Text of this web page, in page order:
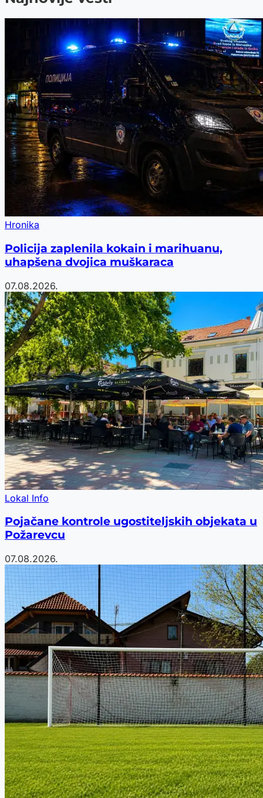
Hronika
Policija zaplenila kokain i marihuanu,
uhapšena dvojica muškaraca
07.08.2026.
Lokal Info
Pojačane kontrole ugostiteljskih objekata u
Požarevcu
07.08.2026.